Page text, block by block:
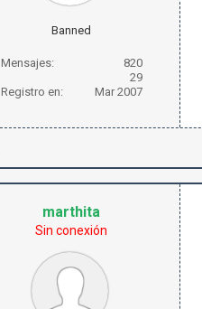
Banned
Mensajes:
820
29
Registro en:
Mar 2007
marthita
Sin conexión